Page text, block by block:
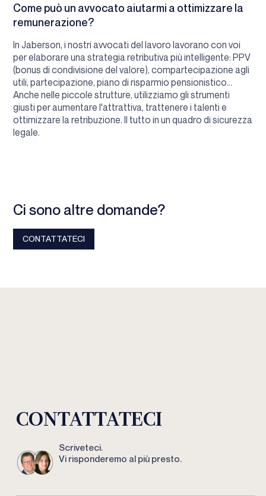
Come può un avvocato aiutarmi a ottimizzare la
remunerazione?
In Jaberson, i nostri avvocati del lavoro lavorano con voi
per elaborare una strategia retributiva più intelligente: PPV
(bonus di condivisione del valore), compartecipazione agli
utili, partecipazione, piano di risparmio pensionistico...
Anche nelle piccole strutture, utilizziamo gli strumenti
giusti per aumentare l'attrattiva, trattenere i talenti e
ottimizzare la retribuzione. Il tutto in un quadro di sicurezza
legale.
Ci sono altre domande?
CONTATTATECI
CONTATTATECI
Scriveteci.
Vi risponderemo al più presto.